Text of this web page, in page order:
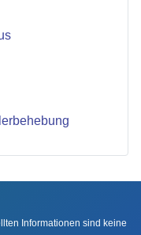
Informationen sind keine